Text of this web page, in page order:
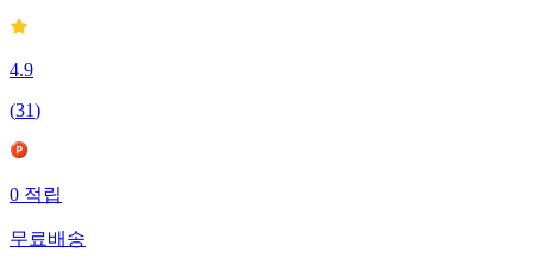
4.9
(31)
0 적립
무료배송